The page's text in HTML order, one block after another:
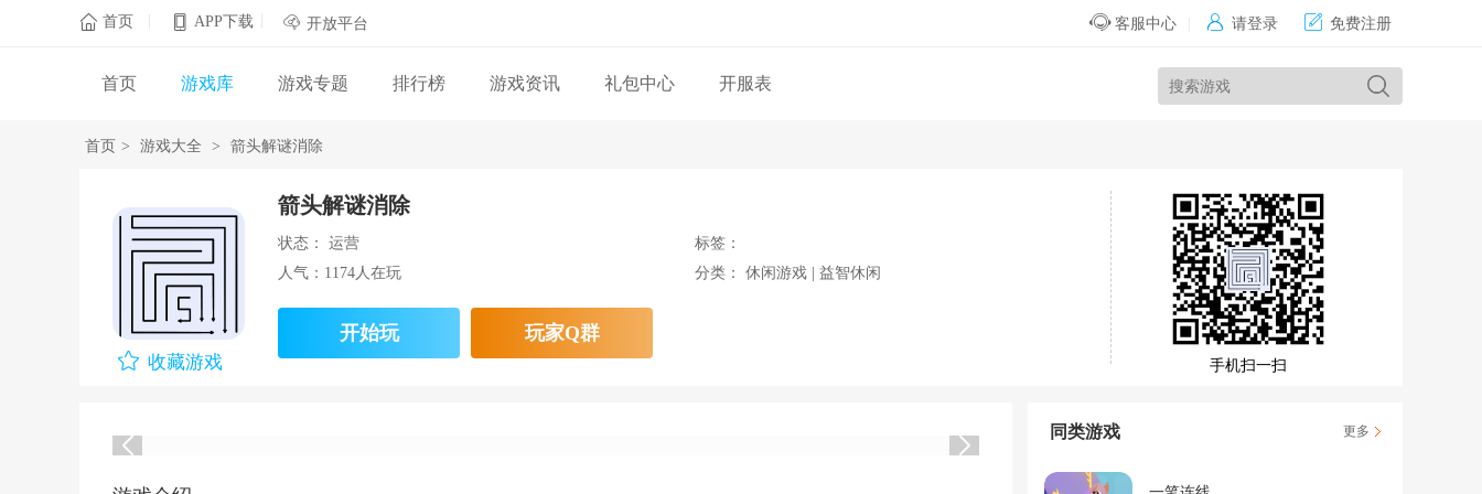
 首页 APP下载  开放平台 客服中心  请登录  免费注册
首页 游戏库 游戏专题 排行榜 游戏资讯 礼包中心 开服表
首页 > 游戏大全 > 箭头解谜消除
收藏游戏
箭头解谜消除
状态： 运营
标签：
人气：1174人在玩
分类： 休闲游戏 | 益智休闲
开始玩 玩家Q群
手机扫一扫
更多
同类游戏